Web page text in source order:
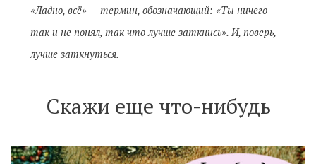
«Ладно, всё» — термин, обозначающий: «Ты ничего
так и не понял, так что лучше заткнись». И, поверь,
лучше заткнуться.
Скажи еще что-нибудь